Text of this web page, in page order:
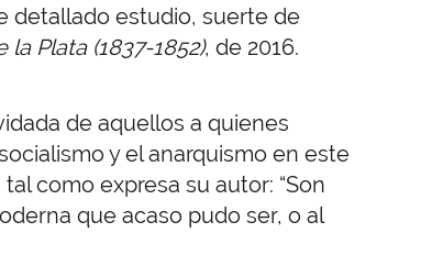
detallado estudio, suerte de
Plata (1837-1852), de 2016.
de aquellos a quienes
y el anarquismo en este
como expresa su autor: “Son
que acaso pudo ser, o al